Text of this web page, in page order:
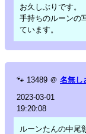
お久しぶりです。
手持ちのルーンの
ています。
🐾 13489 ＠ 名無し
2023-03-01
19:20:08
ルーンたんの中尾